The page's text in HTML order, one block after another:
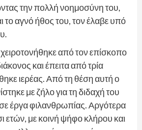
την πολλή νοημοσύνη του,
το αγνό ήθος του, τον έλαβε υπό
χειροτονήθηκε από τον επίσκοπο
και έπειτα από τρία
ιερέας. Από τη θέση αυτή ο
με ζήλο για τη διδαχή του
σε έργα φιλανθρωπίας. Αργότερα
ετών, με κοινή ψήφο κλήρου και